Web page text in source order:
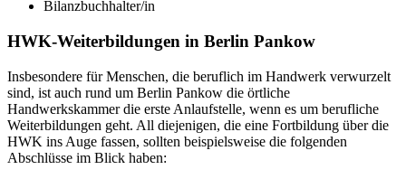
Bilanzbuchhalter/in
HWK-Weiterbildungen in Berlin Pankow
Insbesondere für Menschen, die beruflich im Handwerk verwurzelt
sind, ist auch rund um Berlin Pankow die örtliche
Handwerkskammer die erste Anlaufstelle, wenn es um berufliche
Weiterbildungen geht. All diejenigen, die eine Fortbildung über die
HWK ins Auge fassen, sollten beispielsweise die folgenden
Abschlüsse im Blick haben: